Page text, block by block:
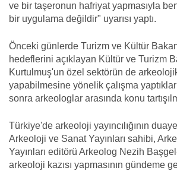
ve bir taşeronun hafriyat yapmasıyla
bir uygulama değildir" uyarısı yaptı.
Önceki günlerde Turizm ve Kültür
hedeflerini açıklayan Kültür ve Turizm
Kurtulmuş'un özel sektörün de
yapabilmesine yönelik çalışma
sonra arkeologlar arasında konu
Türkiye'de arkeoloji yayıncılığının
Arkeoloji ve Sanat Yayınları sahibi,
Yayınları editörü Arkeolog Nezih
arkeoloji kazısı yapmasının gündeme